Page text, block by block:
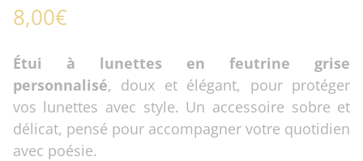
8,00€
Étui à lunettes en feutrine grise
personnalisé, doux et élégant, pour protéger
vos lunettes avec style. Un accessoire sobre et
délicat, pensé pour accompagner votre quotidien
avec poésie.